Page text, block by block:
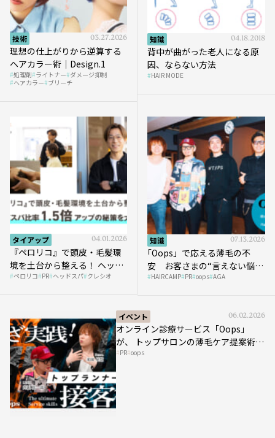
技術 03.27.2026
理想の仕上がりから逆算する
ヘアカラー術｜Design.1
処理剤 ライトナー ダメージ抑制
ヘアカラー ブリーチ
知識 04.18.2018
背中が曲がった老人になる原
因、ならない方法
HAIR MODE
タイアップ 04.01.2026
『ペロリコ』で頭皮・毛髪環
境を土台から整える！ ヘッド
スパ比率1.5倍アップの秘策を
ペロリコ PR ヘッドスパ クレシオ
知識 07.13.2026
｢Oops」で応える薄毛の不
安 お客さまの“言えない悩
み”にどう向き合う？ ＃01
HAIRCAMP PR oops AGA
イベント 06.02.2026
オンライン診療サービス「Oops」
が、 トップサロンの薄毛ケア提案術を
HAIRCAMPで公開！
PR oops